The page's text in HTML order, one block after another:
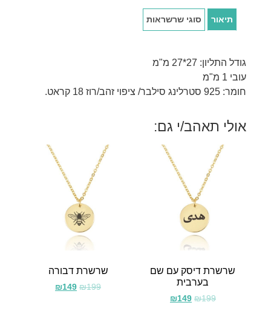
תיאור סוגי שרשראות
גודל התליון: 27*27 מ"מ
עובי 1 מ"מ
חומר: 925 סטרלינג סילבר/ ציפוי זהב/רוז 18 קראט.
אולי תאהב/י גם:
שרשרת דיסק עם שם
בערבית
₪199
₪149
שרשרת דבורה
₪199
₪149